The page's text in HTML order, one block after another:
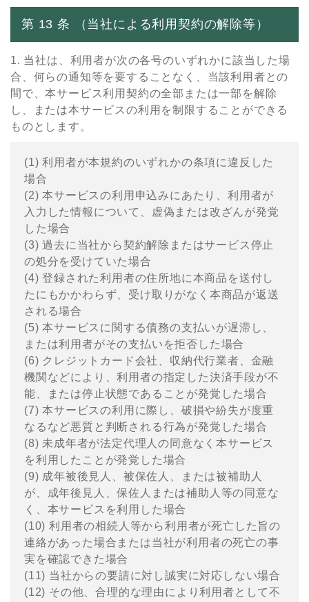
第 13 条 （当社による利⽤契約の解除等）
1. 当社は、利⽤者が次の各号のいずれかに該当した場
合、何らの通知等を要することなく、当該利⽤者との
間で、本サービス利⽤契約の全部または⼀部を解除
し、または本サービスの利⽤を制限することができる
ものとします。
(1) 利⽤者が本規約のいずれかの条項に違反した
場合
(2) 本サービスの利⽤申込みにあたり、利⽤者が
⼊⼒した情報について、虚偽または改ざんが発覚
した場合
(3) 過去に当社から契約解除またはサービス停⽌
の処分を受けていた場合
(4) 登録された利⽤者の住所地に本商品を送付し
たにもかかわらず、受け取りがなく本商品が返送
される場合
(5) 本サービスに関する債務の⽀払いが遅滞し、
または利⽤者がその⽀払いを拒否した場合
(6) クレジットカード会社、収納代⾏業者、⾦融
機関などにより、利⽤者の指定した決済⼿段が不
能、または停⽌状態であることが発覚した場合
(7) 本サービスの利⽤に際し、破損や紛失が度重
なるなど悪質と判断される⾏為が発覚した場合
(8) 未成年者が法定代理⼈の同意なく本サービス
を利⽤したことが発覚した場合
(9) 成年被後⾒⼈、被保佐⼈、または被補助⼈
が、成年後⾒⼈、保佐⼈または補助⼈等の同意な
く、本サービスを利⽤した場合
(10) 利⽤者の相続⼈等から利⽤者が死亡した旨の
連絡があった場合または当社が利⽤者の死亡の事
実を確認できた場合
(11) 当社からの要請に対し誠実に対応しない場合
(12) その他、合理的な理由により利⽤者として不